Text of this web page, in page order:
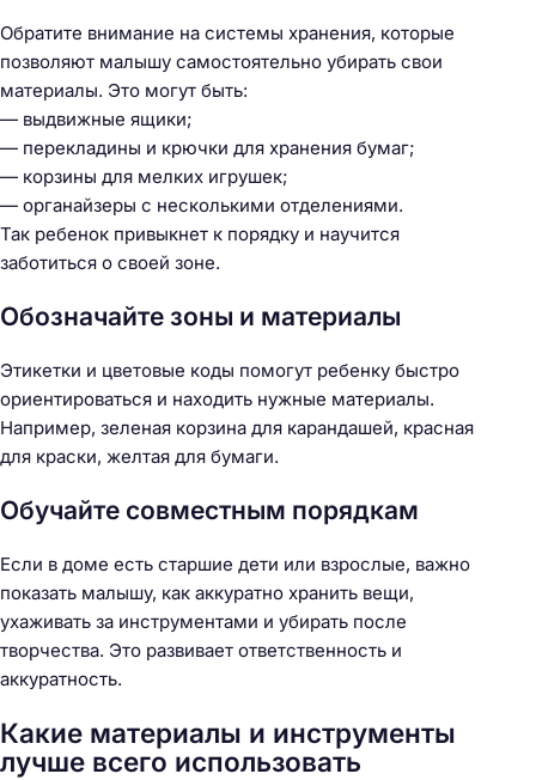
Обратите внимание на системы хранения, которые
позволяют малышу самостоятельно убирать свои
материалы. Это могут быть:
— выдвижные ящики;
— перекладины и крючки для хранения бумаг;
— корзины для мелких игрушек;
— органайзеры с несколькими отделениями.
Так ребенок привыкнет к порядку и научится
заботиться о своей зоне.
Обозначайте зоны и материалы
Этикетки и цветовые коды помогут ребенку быстро
ориентироваться и находить нужные материалы.
Например, зеленая корзина для карандашей, красная
для краски, желтая для бумаги.
Обучайте совместным порядкам
Если в доме есть старшие дети или взрослые, важно
показать малышу, как аккуратно хранить вещи,
ухаживать за инструментами и убирать после
творчества. Это развивает ответственность и
аккуратность.
Какие материалы и инструменты
лучше всего использовать